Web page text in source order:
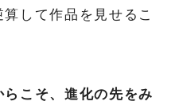
して作品を見せるこ
こそ、進化の先をみ